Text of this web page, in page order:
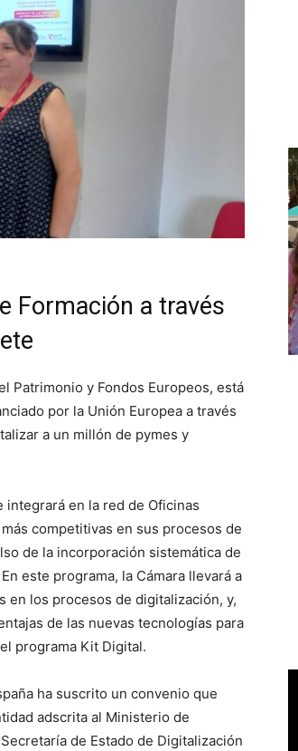
Formación a través
Patrimonio y Fondos Europeos, está
por la Unión Europea a través
a un millón de pymes y
integrará en la red de Oficinas
competitivas en sus procesos de
de la incorporación sistemática de
este programa, la Cámara llevará a
en los procesos de digitalización, y,
de las nuevas tecnologías para
programa Kit Digital.
ha suscrito un convenio que
adscrita al Ministerio de
de Estado de Digitalización